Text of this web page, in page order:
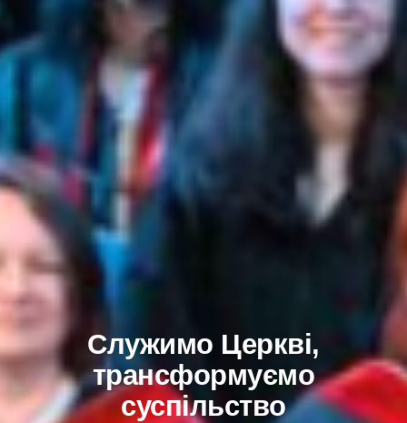
Служимо Церкві,
трансформуємо
суспільство